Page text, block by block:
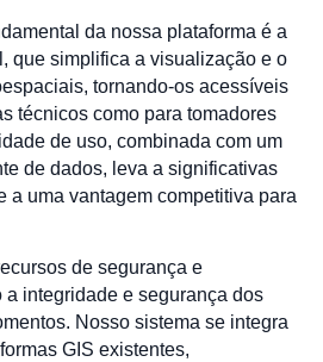
da nossa plataforma é a
que simplifica a visualização e o
tornando-os acessíveis
técnicos como para tomadores
de uso, combinada com um
de dados, leva a significativas
a uma vantagem competitiva para
de segurança e
a integridade e segurança dos
Nosso sistema se integra
GIS existentes,